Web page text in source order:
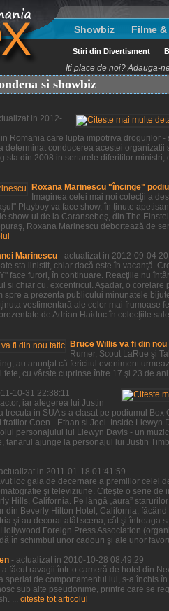
Showbiz Filme
Stiri din Divertisment
Iti place de noi? Adauga-
si showbiz
in 2012-
Romania care lupta impotriva drogurilor
conducerea acestei
din 2008 in sertarele diferitilor
Roxana Marinescu "încinge"
Imaginea celei mai noi colecţii a
Playboy va face show, în ţinute
show-ul de la Caransebeş, din The
Roxana Marinescu debortează de
Marinescu - actualizat in 2012-09-04
sta linistit, chiar dacă este în vacanţă.
face furori, în continuare. Reacţiile nu
si chiar cu. excentricul. Aşadar, o
a prezenta publicului minunatele
vestimentară ale celor mai frumoase
de Adrian Haiduc în colecţiile
Bruce Willis va fi din
Rumer, Scout LaRue şi
au anunţat că fericitul eveniment
cu vârste cuprinse între 17 şi 23 de
10-31 22:38:11
iar alegerea lui Justin
in SUA s-a clasat pe podiumul
Coen - Ethan si Joel. Inside
personajului lui Llewyn Davis - un
ajunge la personajul lui Justin
in 2011-01-18 01:41:59
loc gala de decernare a premiilor celei
şi televiziune. Citeşte o serie
Hills, California. Pe lângă „aura”
din Beverly Hilton Hotel, California,
şi au decorat atât scena, cât şi întreaga
Foreign Press Association
în schimbul unor cadouri şi ale unor
- actualizat in 2010-10-28 08:49:29
făcut ravagii într-o cameră de hotel din
de comportamentul lui, s-a închis
sub alte pseudonime, printre care se
... citeste tot articolul